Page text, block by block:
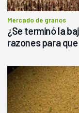
Mercado de granos
¿Se terminó la
razones para